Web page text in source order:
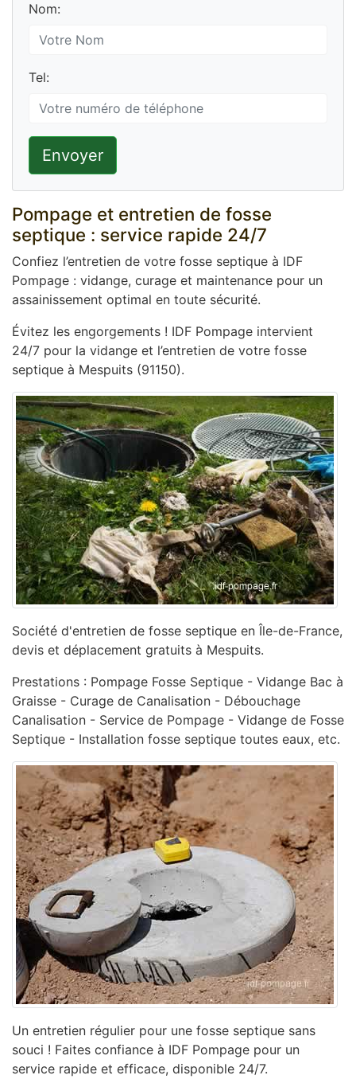
Nom:
Tel:
Envoyer
Pompage et entretien de fosse
septique : service rapide 24/7
Confiez l’entretien de votre fosse septique à IDF
Pompage : vidange, curage et maintenance pour un
assainissement optimal en toute sécurité.
Évitez les engorgements ! IDF Pompage intervient
24/7 pour la vidange et l’entretien de votre fosse
septique à Mespuits (91150).
Société d'entretien de fosse septique en Île-de-France,
devis et déplacement gratuits à Mespuits.
Prestations : Pompage Fosse Septique - Vidange Bac à
Graisse - Curage de Canalisation - ‎Débouchage
Canalisation - ‎Service de Pompage - ‎Vidange de Fosse
Septique - Installation fosse septique toutes eaux, etc.
Un entretien régulier pour une fosse septique sans
souci ! Faites confiance à IDF Pompage pour un
service rapide et efficace, disponible 24/7.